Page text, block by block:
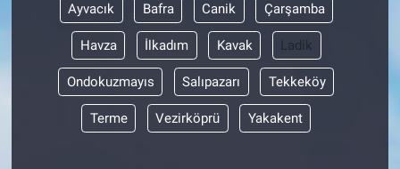
Ayvacık Bafra Canik Çarşamba
Havza İlkadım Kavak Ladik
Ondokuzmayıs Salıpazarı Tekkeköy
Terme Vezirköprü Yakakent